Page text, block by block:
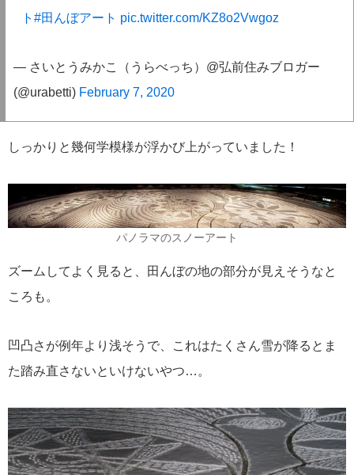
ト #田んぼアート pic.twitter.com/KZ8o2Vwgoz
— さいとうみかこ（うらべっち）@弘前住みブロガー
(@urabetti) February 7, 2020
しっかりと幾何学模様が浮かび上がっていました！
パノラマのスノーアート
ズームしてよく見ると、田んぼの地の部分が見えそうなと
ころも。
凹凸さが例年より浅そうで、これはたくさん雪が降るとま
た踏み直さないといけないやつ…。